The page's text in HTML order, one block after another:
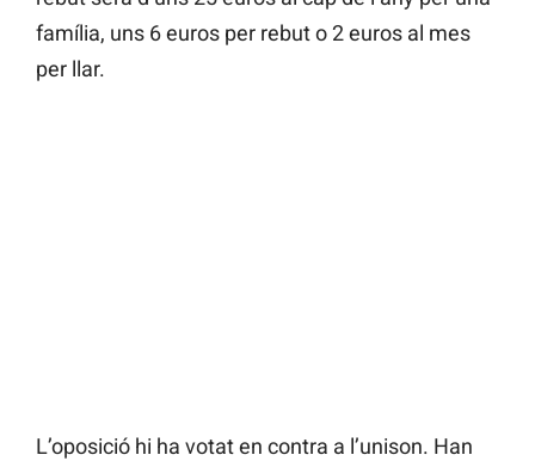
família, uns 6 euros per rebut o 2 euros al mes
per llar.
L’oposició hi ha votat en contra a l’unison. Han